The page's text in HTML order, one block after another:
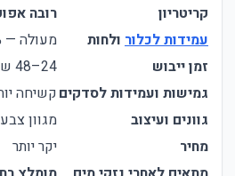
קריטריון
רובה
עמידות לכלור ולחות
מעולה — 100% עמידה לכלור, מים וריטיבות
זמן ייבוש
24–48 שעות לייבוש מלא
גמישות ועמידות לסדקים קשיחה
גוונים ועיצוב
מגוון
מחיר
יקר יותר